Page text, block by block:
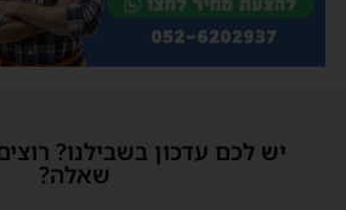
יש לכם עדכון בשבילנו?
שאלה?